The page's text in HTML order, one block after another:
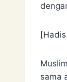
sama